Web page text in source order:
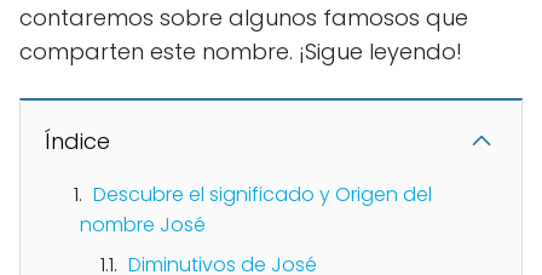
contaremos sobre algunos famosos que
comparten este nombre. ¡Sigue leyendo!
Índice
Descubre el significado y Origen del
nombre José
Diminutivos de José